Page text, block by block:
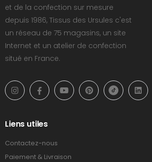
et de la confection sur mesure
depuis 1986, Tissus des Ursules c'est
un réseau de 75 magasins, un site
Internet et un atelier de confection
situé en France.
Liens utiles
Contactez-nous
Paiement & Livraison